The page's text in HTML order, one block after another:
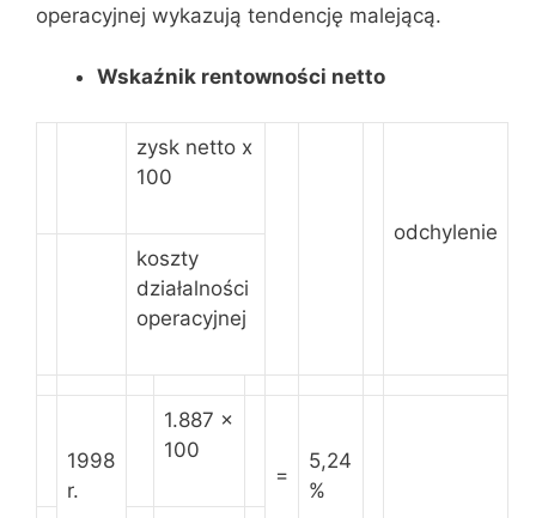
operacyjnej wykazują tendencję malejącą.
Wskaźnik rentowności netto
zysk netto x
100
odchylenie
koszty
działalności
operacyjnej
1998
r.
1.887 x
100
=
5,24
%